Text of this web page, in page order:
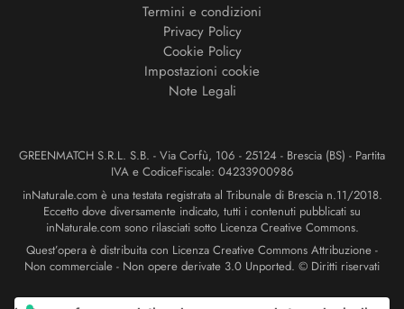
Termini e condizioni
Privacy Policy
Cookie Policy
Impostazioni cookie
Note Legali
GREENMATCH S.R.L. S.B. - Via Corfù, 106 - 25124 - Brescia (BS) - Partita
IVA e CodiceFiscale: 04233900986
inNaturale.com è una testata registrata al Tribunale di Brescia n.11/2018.
Eccetto dove diversamente indicato, tutti i contenuti pubblicati su
inNaturale.com sono rilasciati sotto Licenza Creative Commons.
Quest’opera è distribuita con Licenza Creative Commons Attribuzione -
Non commerciale - Non opere derivate 3.0 Unported. © Diritti riservati